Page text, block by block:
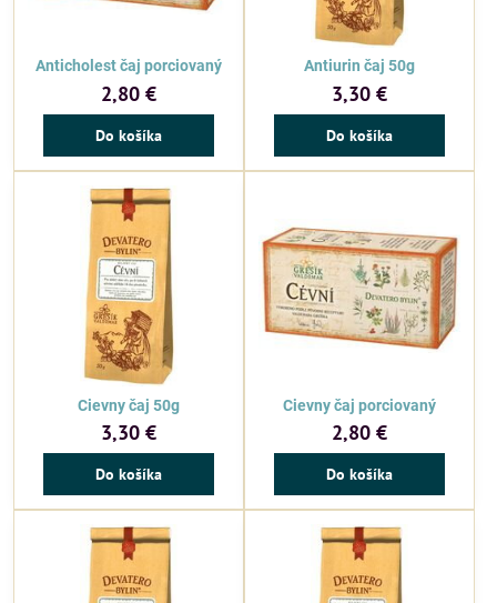
Anticholest čaj porciovaný
2,80 €
Do košíka
Antiurin čaj 50g
3,30 €
Do košíka
Cievny čaj 50g
3,30 €
Do košíka
Cievny čaj porciovaný
2,80 €
Do košíka